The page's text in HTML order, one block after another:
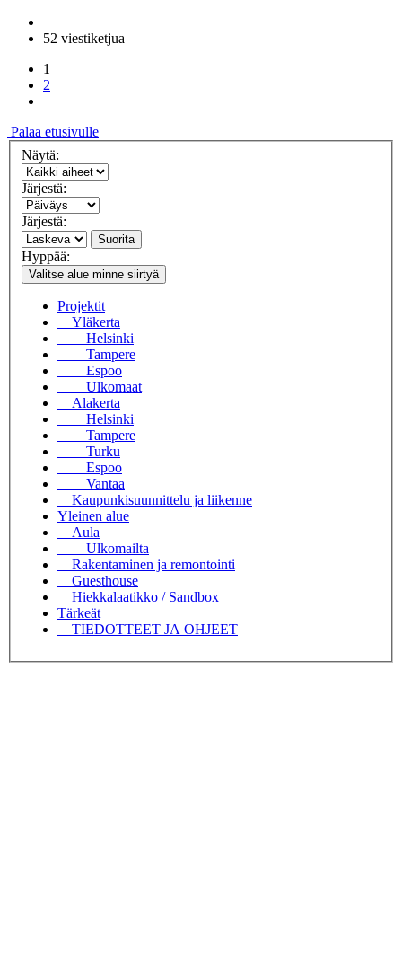
52 viestiketjua
1
2
Palaa etusivulle
Näytä:
Järjestä:
Järjestä:
Suorita
Hyppää:
Valitse alue minne siirtyä
Projektit
Yläkerta
Helsinki
Tampere
Espoo
Ulkomaat
Alakerta
Helsinki
Tampere
Turku
Espoo
Vantaa
Kaupunkisuunnittelu ja liikenne
Yleinen alue
Aula
Ulkomailta
Rakentaminen ja remontointi
Guesthouse
Hiekkalaatikko / Sandbox
Tärkeät
TIEDOTTEET JA OHJEET